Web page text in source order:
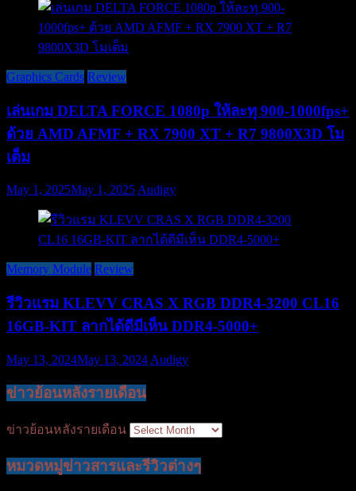
Graphics Cards Review
เล่นเกม DELTA FORCE 1080p ให้ละทุ 900-1000fps+
ด้วย AMD AFMF + RX 7900 XT + R7 9800X3D โม
เต็ม
May 1, 2025May 1, 2025 Audigy
Memory Module Review
รีวิวแรม KLEVV CRAS X RGB DDR4-3200 CL16
16GB-KIT ลากได้ดีมีเห็น DDR4-5000+
May 13, 2024May 13, 2024 Audigy
ข่าวย้อนหลังรายเดือน
ข่าวย้อนหลังรายเดือน
หมวดหมู่ข่าวสารและรีวิวต่างๆ